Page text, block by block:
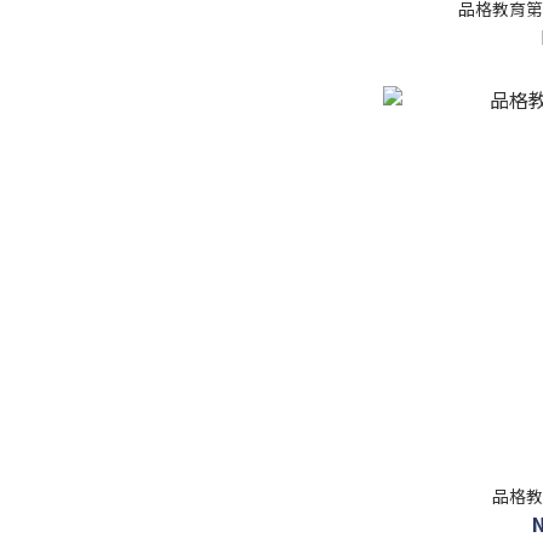
品格教育
品格